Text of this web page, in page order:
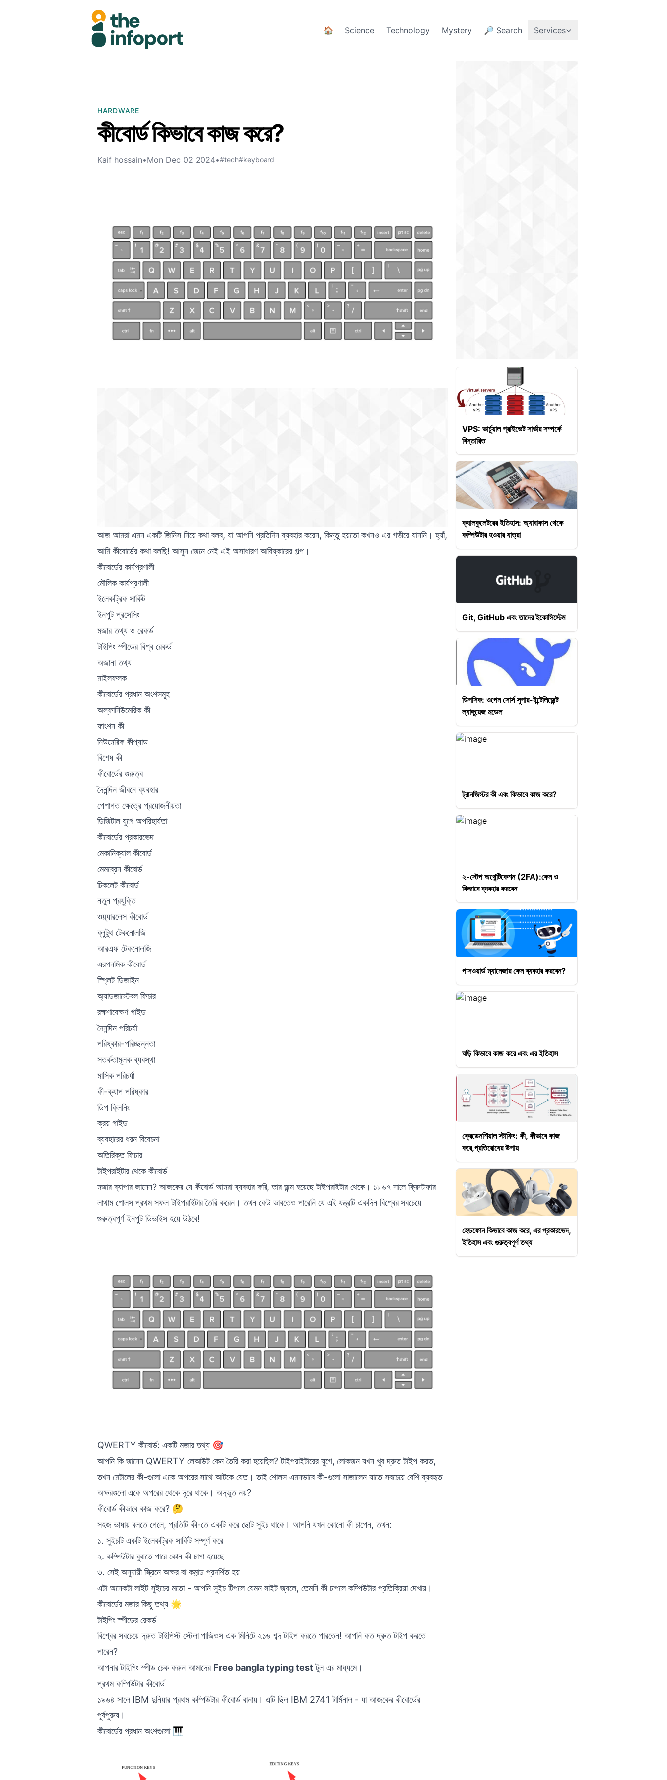
🏠 Science Technology Mystery 🔎 Search Services
HARDWARE
কীবোর্ড কিভাবে কাজ করে?
Kaif hossain•Mon Dec 02 2024•#tech#keyboard
আজ আমরা এমন একটি জিনিস নিয়ে কথা বলব, যা আপনি প্রতিদিন ব্যবহার করেন, কিন্তু হয়তো কখনও এর গভীরে যাননি। হ্যাঁ,
আমি কীবোর্ডের কথা বলছি! আসুন জেনে নেই এই অসাধারণ আবিষ্কারের গল্প।
কীবোর্ডের কার্যপ্রণালী
মৌলিক কার্যপ্রণালী
ইলেকট্রিক সার্কিট
ইনপুট প্রসেসিং
মজার তথ্য ও রেকর্ড
টাইপিং স্পীডের বিশ্ব রেকর্ড
অজানা তথ্য
মাইলফলক
কীবোর্ডের প্রধান অংশসমূহ
অল্ফানিউমেরিক কী
ফাংশন কী
নিউমেরিক কীপ্যাড
বিশেষ কী
কীবোর্ডের গুরুত্ব
দৈনন্দিন জীবনে ব্যবহার
পেশাগত ক্ষেত্রে প্রয়োজনীয়তা
ডিজিটাল যুগে অপরিহার্যতা
কীবোর্ডের প্রকারভেদ
মেকানিক্যাল কীবোর্ড
মেমব্রেন কীবোর্ড
চিকলেট কীবোর্ড
নতুন প্রযুক্তি
ওয়্যারলেস কীবোর্ড
ব্লুটুথ টেকনোলজি
আরএফ টেকনোলজি
এরগনমিক কীবোর্ড
স্প্লিট ডিজাইন
অ্যাডজাস্টেবল ফিচার
রক্ষণাবেক্ষণ গাইড
দৈনন্দিন পরিচর্যা
পরিষ্কার-পরিচ্ছন্নতা
সতর্কতামূলক ব্যবস্থা
মাসিক পরিচর্যা
কী-ক্যাপ পরিষ্কার
ডিপ ক্লিনিং
ক্রয় গাইড
ব্যবহারের ধরন বিবেচনা
অতিরিক্ত ফিচার
টাইপরাইটার থেকে কীবোর্ড
মজার ব্যাপার জানেন? আজকের যে কীবোর্ড আমরা ব্যবহার করি, তার জন্ম হয়েছে টাইপরাইটার থেকে। ১৮৬৭ সালে ক্রিস্টফার
লাথাম শোলস প্রথম সফল টাইপরাইটার তৈরি করেন। তখন কেউ ভাবতেও পারেনি যে এই যন্ত্রটি একদিন বিশ্বের সবচেয়ে
গুরুত্বপূর্ণ ইনপুট ডিভাইস হয়ে উঠবে!
QWERTY কীবোর্ড: একটি মজার তথ্য 🎯
আপনি কি জানেন QWERTY লেআউট কেন তৈরি করা হয়েছিল? টাইপরাইটারের যুগে, লোকজন যখন খুব দ্রুত টাইপ করত,
তখন মেটালের কী-গুলো একে অপরের সাথে আটকে যেত। তাই শোলস এমনভাবে কী-গুলো সাজালেন যাতে সবচেয়ে বেশি ব্যবহৃত
অক্ষরগুলো একে অপরের থেকে দূরে থাকে। অদ্ভুত নয়?
কীবোর্ড কীভাবে কাজ করে? 🤔
সহজ ভাষায় বলতে গেলে, প্রতিটি কী-তে একটি করে ছোট সুইচ থাকে। আপনি যখন কোনো কী চাপেন, তখন:
১. সুইচটি একটি ইলেকট্রিক সার্কিট সম্পূর্ণ করে
২. কম্পিউটার বুঝতে পারে কোন কী চাপা হয়েছে
৩. সেই অনুযায়ী স্ক্রিনে অক্ষর বা কমান্ড প্রদর্শিত হয়
এটা অনেকটা লাইট সুইচের মতো - আপনি সুইচ টিপলে যেমন লাইট জ্বলে, তেমনি কী চাপলে কম্পিউটার প্রতিক্রিয়া দেখায়।
কীবোর্ডের মজার কিছু তথ্য 🌟
টাইপিং স্পীডের রেকর্ড
বিশ্বের সবচেয়ে দ্রুত টাইপিস্ট স্টেলা পাজিওস এক মিনিটে ২১৬ শব্দ টাইপ করতে পারতেন! আপনি কত দ্রুত টাইপ করতে
পারেন?
আপনার টাইপিং স্পীড চেক করুন আমাদের Free bangla typing testটুল এর মাধ্যমে।
প্রথম কম্পিউটার কীবোর্ড
১৯৬৪ সালে IBM দুনিয়ার প্রথম কম্পিউটার কীবোর্ড বানায়। এটি ছিল IBM 2741 টার্মিনাল - যা আজকের কীবোর্ডের
পূর্বপুরুষ।
কীবোর্ডের প্রধান অংশগুলো 🎹
VPS: ভার্চুয়াল প্রাইভেট সার্ভার সম্পর্কে
বিস্তারিত
ক্যালকুলেটরের ইতিহাস: অ্যাবাকাস থেকে
কম্পিউটার হওয়ার যাত্রা
Git, GitHub এবং তাদের ইকোসিস্টেম
ডিপসিক: ওপেন সোর্স সুপার-ইন্টেলিজেন্ট
ল্যাঙ্গুয়েজ মডেল
ট্রানজিস্টর কী এবং কিভাবে কাজ করে?
২-স্টেপ অথেন্টিকেশন (2FA):কেন ও
কিভাবে ব্যবহার করবেন
পাসওয়ার্ড ম্যানেজার কেন ব্যবহার করবেন?
ঘড়ি কিভাবে কাজ করে এবং এর ইতিহাস
ক্রেডেনশিয়াল স্টাফিং: কী, কীভাবে কাজ
করে,প্রতিরোধের উপায়
হেডফোন কিভাবে কাজ করে, এর প্রকারভেদ,
ইতিহাস এবং গুরুত্বপূর্ণ তথ্য